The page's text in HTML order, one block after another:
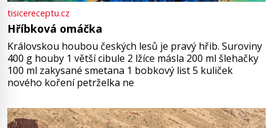
tisicereceptu.cz
Hříbková omáčka
Královskou houbou českých lesů je pravý hřib. Suroviny
400 g houby 1 větší cibule 2 lžíce másla 200 ml šlehačky
100 ml zakysané smetana 1 bobkový list 5 kuliček
nového koření petrželka ne